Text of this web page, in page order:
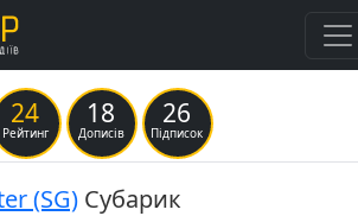
24
Рейтинг
18
Дописів
26
Підписок
(SG) Субарик